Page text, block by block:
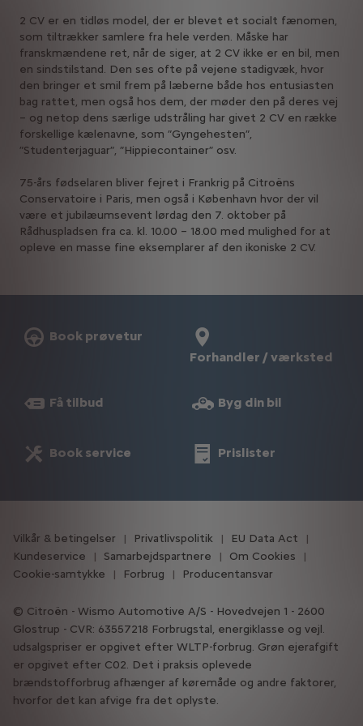
2 CV er en tidløs model, der er blevet et socialt fænomen,
som tiltrækker samlere fra hele verden. Måske har
franskmændene ret, når de siger, at 2 CV ikke er en bil, men
en sindstilstand. Den ses ofte på vejene stadigvæk, hvor
den bringer et smil frem på læberne både hos entusiasten
bag rattet, men også hos dem, der møder den på deres vej
– og netop dens særlige udstråling har givet 2 CV en række
forskellige kælenavne, som ”Gyngehesten”,
”Studenterjaguar”, ”Hippiecontainer” osv.
75-års fødselaren bliver fejret i Frankrig på Citroëns
Conservatoire i Paris, men også i København hvor der vil
være et jubilæumsevent lørdag den 7. oktober på
Rådhuspladsen fra ca. kl. 10.00 – 18.00 med mulighed for at
opleve en masse fine eksemplarer af den ikoniske 2 CV.
Book prøvetur
Forhandler / værksted
Få tilbud Byg din bil
Book service Prislister
Citroën - Wismo Automotive A/S - Hovedvejen 1 - 2600
Glostrup - CVR: 63557218 Forbrugstal, energiklasse og vejl.
udsalgspriser er opgivet efter WLTP-forbrug. Grøn ejerafgift
er opgivet efter C02. Det i praksis oplevede
brændstofforbrug afhænger af køremåde og andre faktorer,
hvorfor det kan afvige fra det oplyste.
Vilkår & betingelser Privatlivspolitik
EU Data Act
Kundeservice
Samarbejdspartnere
Om Cookies
Cookie-samtykke
Forbrug Producentansvar